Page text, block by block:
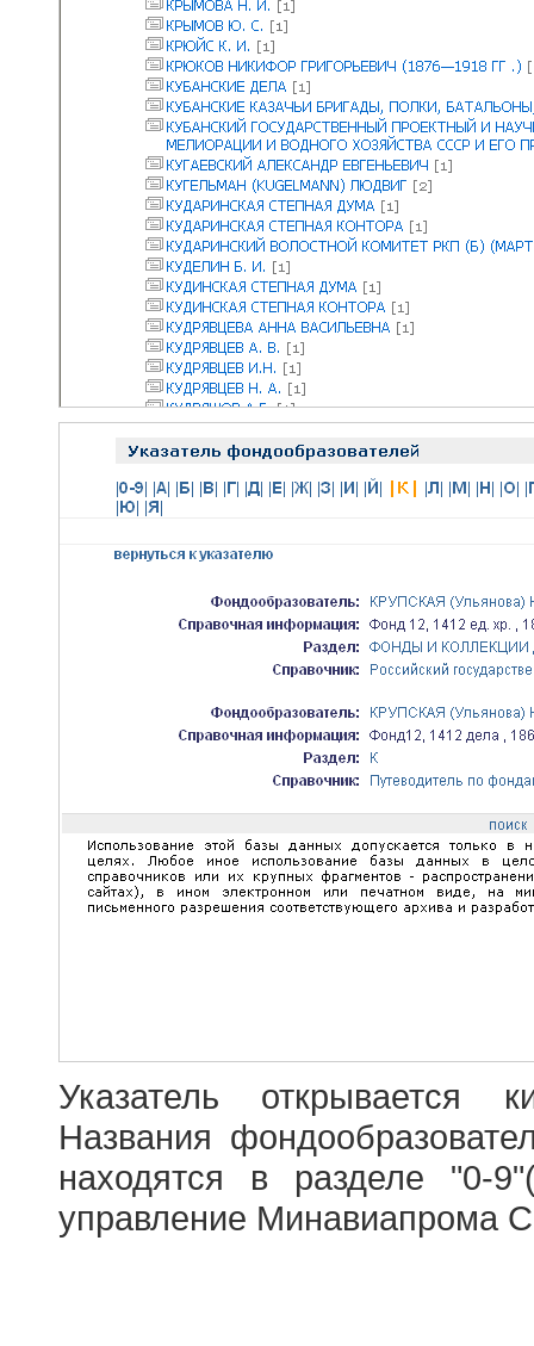
Указатель открывается
Названия
находятся в разделе "0-
управление Минавиапрома